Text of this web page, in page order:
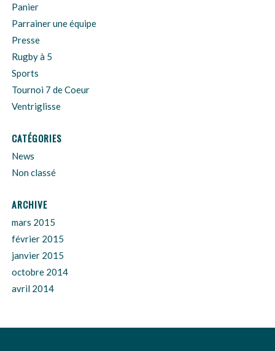
Panier
Parrainer une équipe
Presse
Rugby à 5
Sports
Tournoi 7 de Coeur
Ventriglisse
CATÉGORIES
News
Non classé
ARCHIVE
mars 2015
février 2015
janvier 2015
octobre 2014
avril 2014